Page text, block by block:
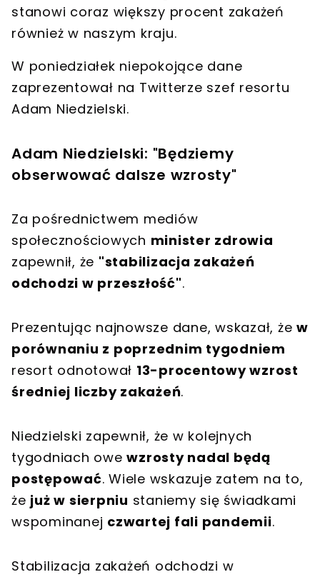
stanowi coraz większy procent zakażeń
również w naszym kraju.
W poniedziałek niepokojące dane
zaprezentował na Twitterze szef resortu
Adam Niedzielski.
Adam Niedzielski: "Będziemy
obserwować dalsze wzrosty"
Za pośrednictwem mediów
społecznościowych minister zdrowia
zapewnił, że "stabilizacja zakażeń
odchodzi w przeszłość".
Prezentując najnowsze dane, wskazał, że w
porównaniu z poprzednim tygodniem
resort odnotował 13-procentowy wzrost
średniej liczby zakażeń.
Niedzielski zapewnił, że w kolejnych
tygodniach owewzrosty nadal będą
postępować. Wiele wskazuje zatem na to,
że już w sierpniu staniemy się świadkami
wspominanej czwartej fali pandemii.
Stabilizacja zakażeń odchodzi w